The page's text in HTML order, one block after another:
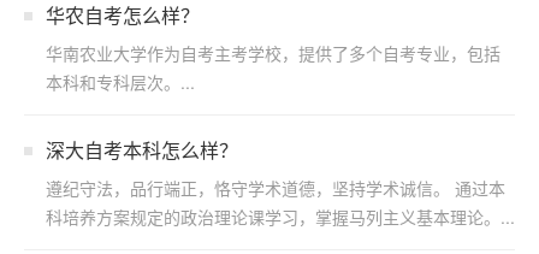
华农自考怎么样？
华南农业大学作为自考主考学校，提供了多个自考专业，包括
本科和专科层次。...
深大自考本科怎么样？
遵纪守法，品行端正，恪守学术道德，坚持学术诚信。 通过本
科培养方案规定的政治理论课学习，掌握马列主义基本理论。...